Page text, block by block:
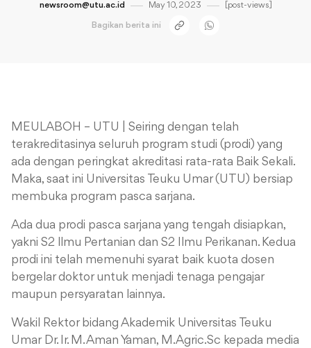
newsroom@utu.ac.id May 10, 2023 [post-views]
Bagikan berita ini
MEULABOH – UTU | Seiring dengan telah
terakreditasinya seluruh program studi (prodi) yang
ada dengan peringkat akreditasi rata-rata Baik Sekali.
Maka, saat ini Universitas Teuku Umar (UTU) bersiap
membuka program pasca sarjana.
Ada dua prodi pasca sarjana yang tengah disiapkan,
yakni S2 llmu Pertanian dan S2 Ilmu Perikanan. Kedua
prodi ini telah memenuhi syarat baik kuota dosen
bergelar doktor untuk menjadi tenaga pengajar
maupun persyaratan lainnya.
Wakil Rektor bidang Akademik Universitas Teuku
Umar Dr. Ir. M. Aman Yaman, M.Agric.Sc kepada media